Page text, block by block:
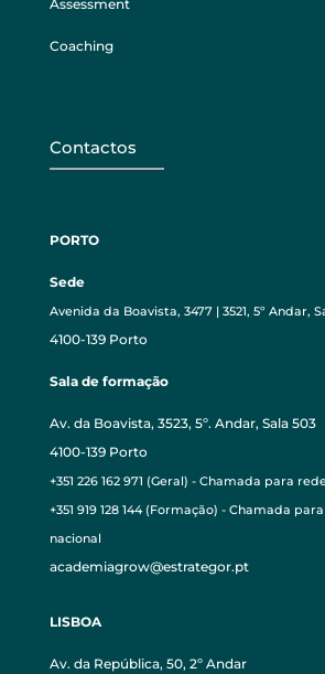
Assessment
Coaching
Contactos
PORTO
Sede
Avenida da Boavista, 3477 | 3521, 5º Andar,
4100-139 Porto
Sala de formação
Av. da Boavista, 3523, 5º. Andar, Sala 503
4100-139 Porto
+351 226 162 971 (Geral) - Chamada para
+351 919 128 144 (Formação) - Chamada
nacional
academiagrow@estrategor.pt
LISBOA
Av. da República, 50, 2º Andar